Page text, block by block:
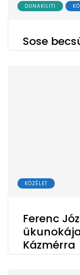
DUNAKILITI
Sose
KÖZÉLET
Ferenc
Kázmérra